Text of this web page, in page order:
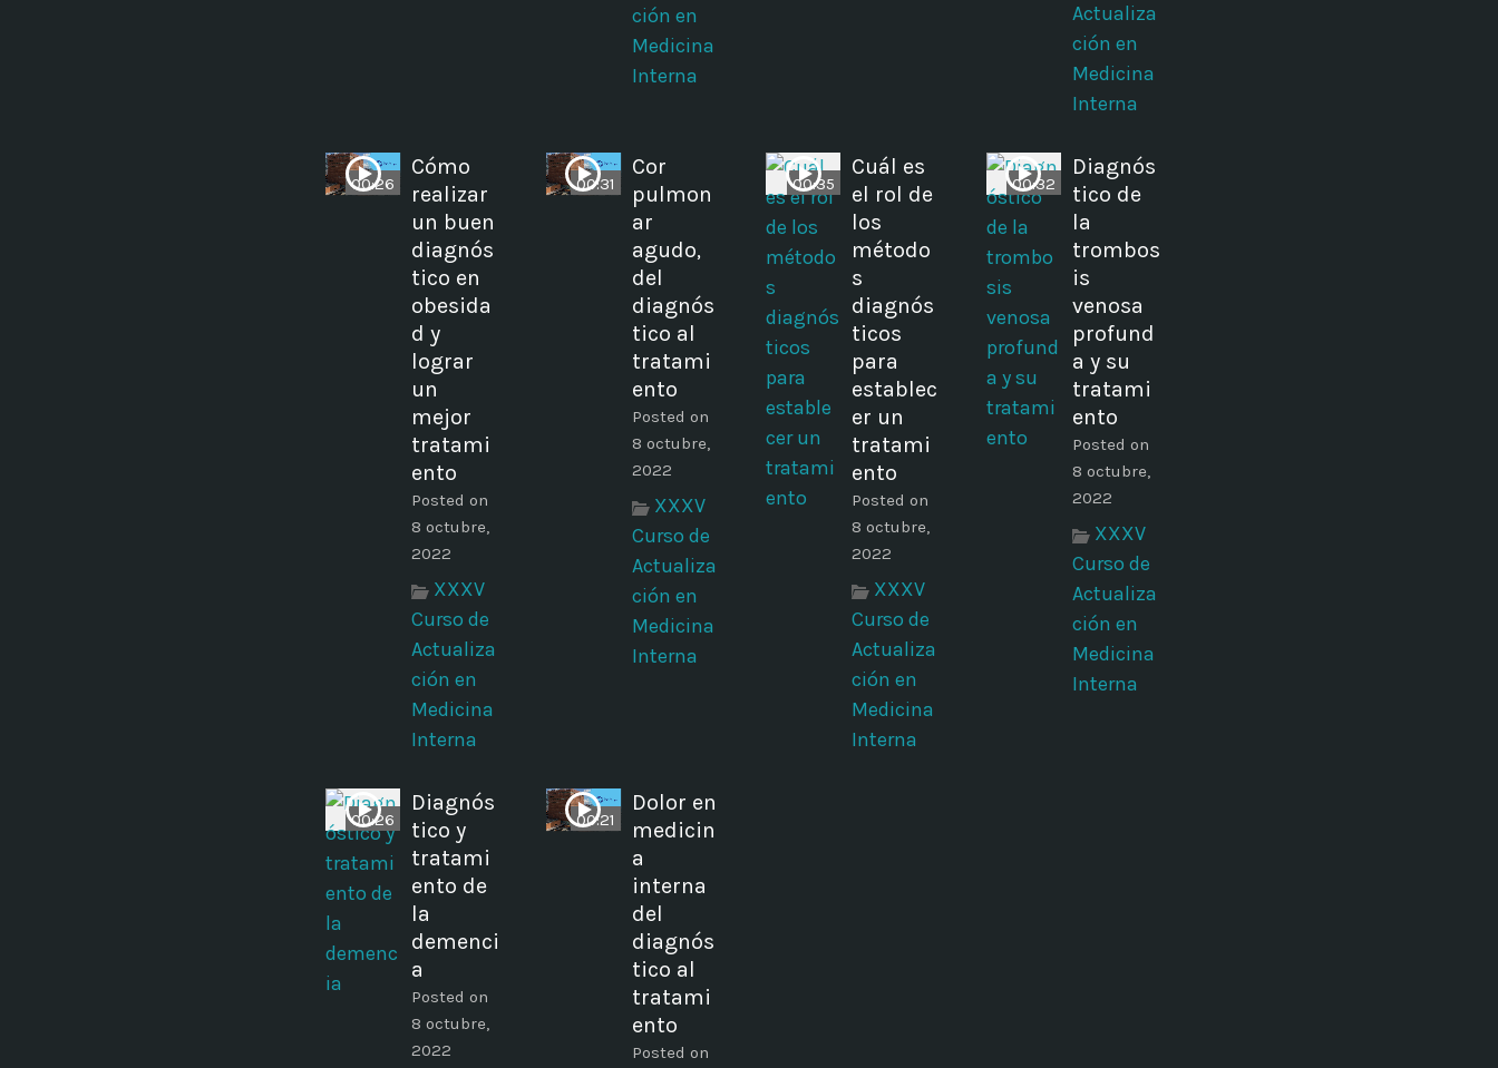
ción en
Medicina
Interna
Actualiza
ción en
Medicina
Interna
00:26
Cómo
realizar
un buen
diagnós
tico en
obesida
d y
lograr
un
mejor
tratami
ento
Posted on
8 octubre,
2022
XXXV
Curso de
Actualiza
ción en
Medicina
Interna
00:31
Cor
pulmon
ar
agudo,
del
diagnós
tico al
tratami
ento
Posted on
8 octubre,
2022
XXXV
Curso de
Actualiza
ción en
Medicina
Interna
00:35
Cuál es
el rol de
los
método
s
diagnós
ticos
para
establec
er un
tratami
ento
Posted on
8 octubre,
2022
XXXV
Curso de
Actualiza
ción en
Medicina
Interna
00:32
Diagnós
tico de
la
trombos
is
venosa
profund
a y su
tratami
ento
Posted on
8 octubre,
2022
XXXV
Curso de
Actualiza
ción en
Medicina
Interna
00:26
Diagnós
tico y
tratami
ento de
la
demenci
a
Posted on
8 octubre,
2022
00:21
Dolor en
medicin
a
interna
del
diagnós
tico al
tratami
ento
Posted on